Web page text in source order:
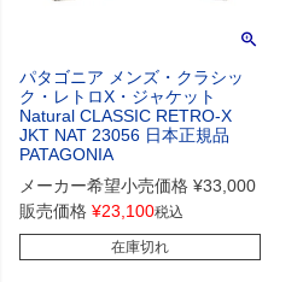
パタゴニア メンズ・クラシッ
ク・レトロX・ジャケット
Natural CLASSIC RETRO-X
JKT NAT 23056 日本正規品
PATAGONIA
メーカー希望小売価格 ¥33,000
販売価格 ¥23,100税込
在庫切れ